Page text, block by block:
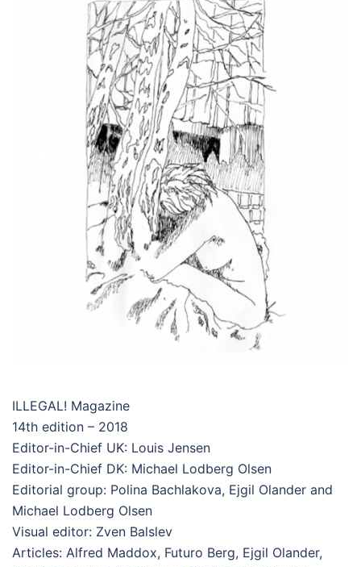
ILLEGAL! Magazine
14th edition – 2018
Editor-in-Chief UK: Louis Jensen
Editor-in-Chief DK: Michael Lodberg Olsen
Editorial group: Polina Bachlakova, Ejgil Olander and
Michael Lodberg Olsen
Visual editor: Zven Balslev
Articles: Alfred Maddox, Futuro Berg, Ejgil Olander,